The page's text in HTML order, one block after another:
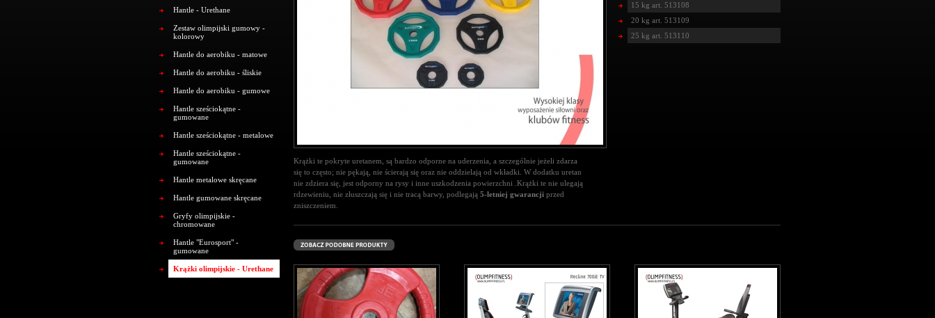
Hantle - Urethane
Zestaw olimpijski gumowy -
kolorowy
Hantle do aerobiku - matowe
Hantle do aerobiku - śliskie
Hantle do aerobiku - gumowe
Hantle sześciokątne -
gumowane
Hantle sześciokątne - metalowe
Hantle sześciokątne -
gumowane
Hantle metalowe skręcane
Hantle gumowane skręcane
Gryfy olimpijskie -
chromowane
Hantle "Eurosport" -
gumowane
Krążki olimpijskie - Urethane
15 kg art. 513108
20 kg art. 513109
25 kg art. 513110
Krążki te pokryte uretanem, są bardzo odporne na uderzenia, a szczególnie jeżeli zdarza
się to często; nie pękają, nie ścierają się oraz nie oddzielają od wkładki. W dodatku uretan
nie zdziera się, jest odporny na rysy i inne uszkodzenia powierzchni .Krążki te nie ulegają
rdzewieniu, nie złuszczają się i nie tracą barwy, podlegają 5-letniej gwarancji przed
zniszczeniem.